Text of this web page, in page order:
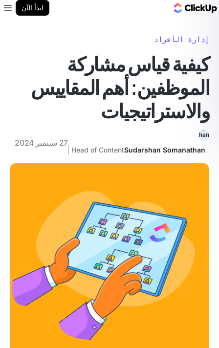
ابدأ الآن
إدارة الأفراد
كيفية قياس مشاركة
الموظفين: أهم المقاييس
والاستراتيجيات
Sudarshan Somanathan
Head of Content
27 سبتمبر 2024